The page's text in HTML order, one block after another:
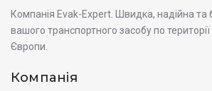
Компанія Evak-Expert. Швидка, надійна та
вашого транспортного засобу по території
Європи.
Компанія